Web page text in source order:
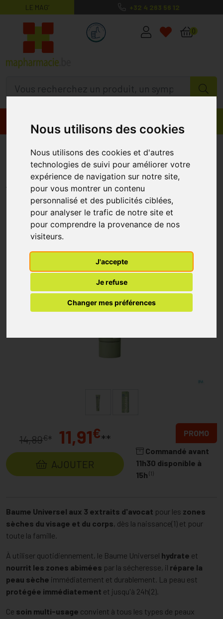
Nous utilisons des cookies
Nous utilisons des cookies et d'autres
technologies de suivi pour améliorer votre
expérience de navigation sur notre site,
pour vous montrer un contenu
personnalisé et des publicités ciblées,
pour analyser le trafic de notre site et
pour comprendre la provenance de nos
visiteurs.
J'accepte
Je refuse
Changer mes préférences
LE MAG’ +32 4 263 56 12
MaPharmacie.be ma santé, mes
0
Mustela Baume Universel aux 3
Extraits d'Avocat 75ml
MUSTELA
%
14,89€* 11,91€**
AJOUTER
PROMO
Commandé avant
11h30 disponible à
15h (1)
Baume Universel aux 3 extraits d'avocat pour les zones
sèches du visage et du corps, dès la naissance(1) et pour
toute la famille.
À utiliser quotidiennement, le Baume Universel hydrate et
nourrit les zones abimées par la sécheresse, il répare la
peau sèche immédiatement et durablement. La peau est
protégée immédiatement et jusqu'à 24h(2).
Ce soin multi-usage convient à tous les types de peaux